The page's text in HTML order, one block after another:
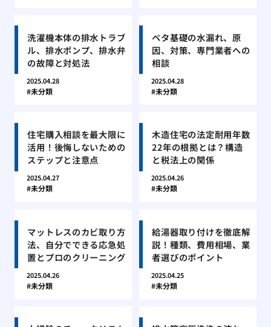
洗濯機本体の排水トラブ
ル、排水ポンプ、排水弁
の故障と対処法
2025.04.28
未分類
ベタ基礎の水漏れ、原
因、対策、専門業者への
相談
2025.04.28
未分類
住宅購入相談を最大限に
活用！後悔しないための
ステップと注意点
2025.04.27
未分類
木造住宅の法定耐用年数
22年の根拠とは？構造
と税法上の関係
2025.04.26
未分類
マットレスのカビ取り方
法、自分でできる応急処
置とプロのクリーニング
2025.04.26
未分類
給湯器取り付けを徹底解
説！種類、費用相場、業
者選びのポイント
2025.04.25
未分類